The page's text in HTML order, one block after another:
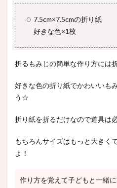
7.5cm×7.5cmの折り紙
好きな色×1枚
折るもみじの簡単な作り方には
好きな色の折り紙でかわいいも
う☆
折り紙を折るだけなので道具は
もちろんサイズはもっと大きく
よ！
作り方を覚えて子どもと一緒